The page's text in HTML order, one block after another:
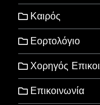
Καιρός
Εορτολόγιο
Χορηγός
Επικοινωνία